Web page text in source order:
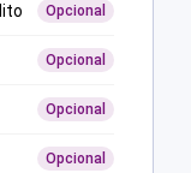
Opcional
Opcional
Opcional
Opcional